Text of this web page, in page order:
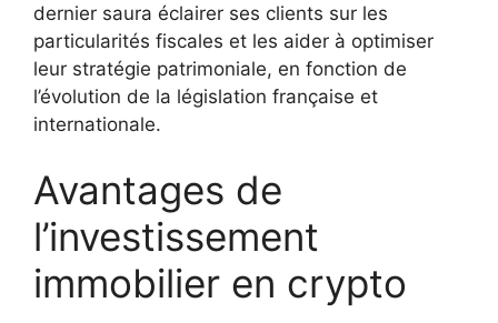
dernier saura éclairer ses clients sur les
particularités fiscales et les aider à optimiser
leur stratégie patrimoniale, en fonction de
l’évolution de la législation française et
internationale.
Avantages de
l’investissement
immobilier en crypto